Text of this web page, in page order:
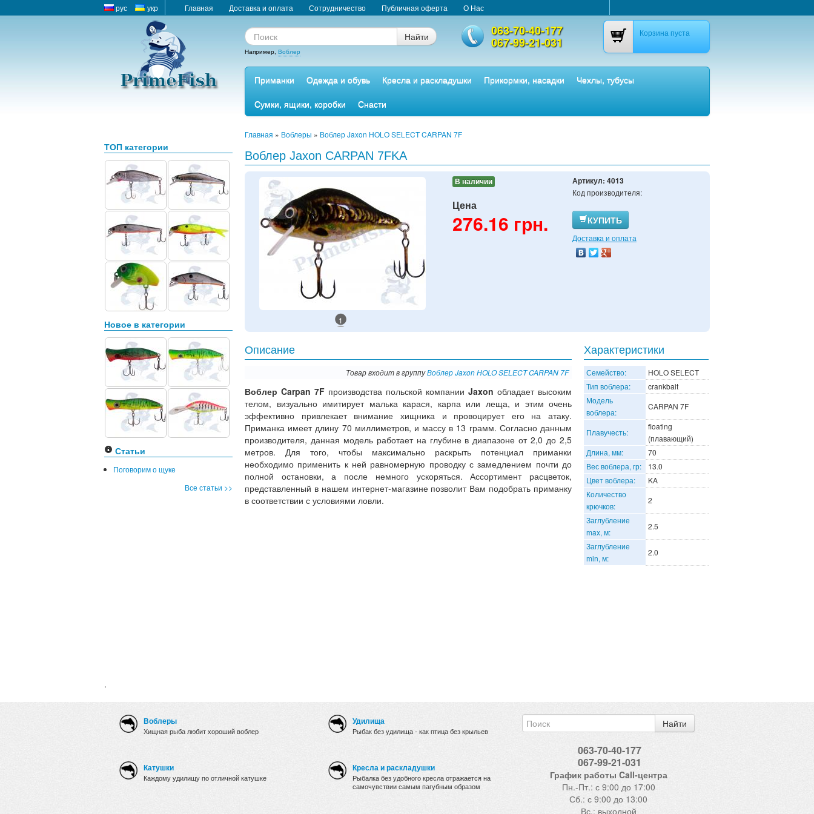
рус укр Главная Доставка и оплата Сотрудничество Публичная оферта О Нас
Найти
Например, Воблер
063-70-40-177
067-99-21-031
Корзина пуста
Приманки Одежда и обувь Кресла и раскладушки Прикормки, насадки
Чехлы, тубусы
Сумки, ящики, коробки
Снасти
ТОП категории
Новое в категории
Статьи
Поговорим о щуке
Все статьи >>
.
Главная » Воблеры » Воблер Jaxon HOLO SELECT CARPAN 7F
Воблер Jaxon CARPAN 7FKA
1
В наличии
Цена
276.16 грн.
Артикул: 4013
Код производителя:
КУПИТЬ
Доставка и оплата
Описание
Товар входит в группуВоблер Jaxon HOLO SELECT CARPAN 7F
Воблер Carpan 7F производства польской компании Jaxon обладает высоким
телом, визуально имитирует малька карася, карпа или леща, и этим очень
эффективно привлекает внимание хищника и провоцирует его на атаку.
Приманка имеет длину 70 миллиметров, и массу в 13 грамм. Согласно данным
производителя, данная модель работает на глубине в диапазоне от 2,0 до 2,5
метров. Для того, чтобы максимально раскрыть потенциал приманки
необходимо применить к ней равномерную проводку с замедлением почти до
полной остановки, а после немного ускоряться. Ассортимент расцветок,
представленный в нашем интернет-магазине позволит Вам подобрать приманку
в соответствии с условиями ловли.
Характеристики
Семейство:
HOLO SELECT
Тип воблера:
crankbait
Модель
воблера:
CARPAN 7F
Плавучесть:
floating
(плавающий)
Длина, мм:
70
Вес воблера, гр:
13.0
Цвет воблера:
KA
Количество
крючков:
2
Заглубление
max, м:
2.5
Заглубление
min, м:
2.0
Воблеры
Хищная рыба любит хороший воблер
Катушки
Каждому удилищу по отличной катушке
Удилища
Рыбак без удилища - как птица без крыльев
Кресла и раскладушки
Рыбалка без удобного кресла отражается на
самочувствии самым пагубным образом
Найти
063-70-40-177
067-99-21-031
График работы Call-центра
Пн.-Пт.: с 9:00 до 17:00
Сб.: с 9:00 до 13:00
Вс.: выходной